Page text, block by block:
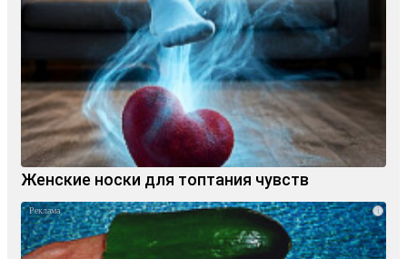
Женские носки для топтания чувств
i